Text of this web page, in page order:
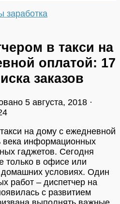
заработка
в такси на
оплатой: 17
заказов
5 августа, 2018 ·
на дому с ежедневной
века информационных
гаджетов. Сегодня
только в офисе или
домашних условиях. Один
работ – диспетчер на
с развитием